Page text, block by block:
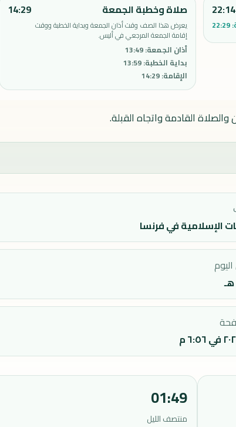
22:14
22:29
صلاة وخطبة الجمعة
يعرض هذا الصف وقت أذان الجمعة وبداية الخطبة ووقت
إقامة الجمعة المرجعي في أليس.
أذان الجمعة:
13:49
بداية الخطبة:
13:59
الإقامة:
14:29
14:29
القادمة واتجاه القبلة.
الإسلامية في فرنسا
01:49
منتصف الليل